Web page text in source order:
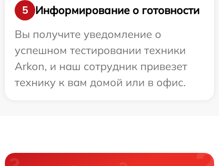
5
Информирование о готовности
Вы получите уведомление о
успешном тестировании техники
Arkon, и наш сотрудник привезет
технику к вам домой или в офис.